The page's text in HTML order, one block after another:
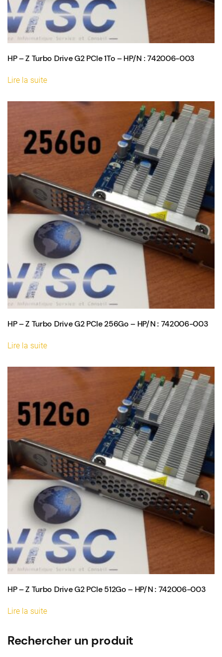
HP – Z Turbo Drive G2 PCIe 1To – HP/N : 742006-003
Lire la suite
HP – Z Turbo Drive G2 PCIe 256Go – HP/N : 742006-003
Lire la suite
HP – Z Turbo Drive G2 PCIe 512Go – HP/N : 742006-003
Lire la suite
Rechercher un produit